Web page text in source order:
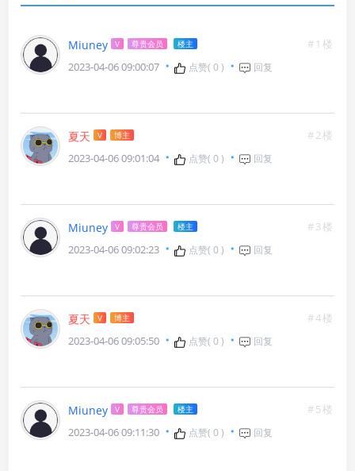
Miuney V 尊贵会员 楼主
#1楼
2023-04-06 09:00:07
点赞( 0 ) 回复
夏天 V 博主
#2楼
2023-04-06 09:01:04
点赞( 0 ) 回复
Miuney V 尊贵会员 楼主
#3楼
2023-04-06 09:02:23
点赞( 0 ) 回复
夏天 V 博主
#4楼
2023-04-06 09:05:50
点赞( 0 ) 回复
Miuney V 尊贵会员 楼主
#5楼
2023-04-06 09:11:30
点赞( 0 ) 回复